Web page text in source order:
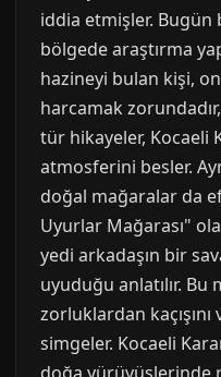
iddia etmişler. Bugün
bölgede araştırma
hazineyi bulan kişi,
harcamak
tür hikayeler, Kocaeli
atmosferini besler.
doğal mağaralar da
Uyurlar Mağarası"
yedi arkadaşın bir
uyuduğu anlatılır. Bu
zorluklardan
simgeler. Kocaeli